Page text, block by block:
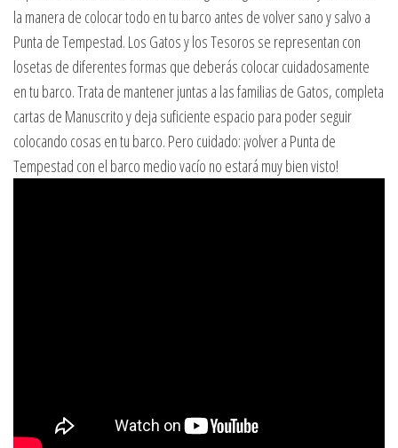
la manera de colocar todo en tu barco antes de volver sano y salvo a
Punta de Tempestad. Los Gatos y los Tesoros se representan con
losetas de diferentes formas que deberás colocar cuidadosamente
en tu barco. Trata de mantener juntas a las familias de Gatos, completa
cartas de Manuscrito y deja suficiente espacio para poder seguir
colocando cosas en tu barco. Pero cuidado: ¡volver a Punta de
Tempestad con el barco medio vacío no estará muy bien visto!